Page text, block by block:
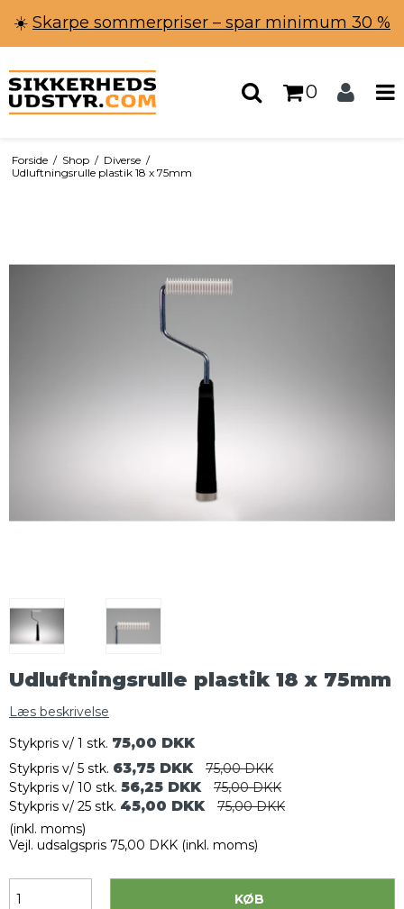
☀️ Skarpe sommerpriser – spar minimum 30 %
0
Forside / Shop / Diverse /
Udluftningsrulle plastik 18 x 75mm
Udluftningsrulle plastik 18 x 75mm
Læs beskrivelse
Stykpris v/ 1 stk. 75,00 DKK
Stykpris v/ 5 stk. 63,75 DKK
75,00 DKK
Stykpris v/ 10 stk. 56,25 DKK
75,00 DKK
Stykpris v/ 25 stk. 45,00 DKK
75,00 DKK
(inkl. moms)
Vejl. udsalgspris 75,00 DKK (inkl. moms)
KØB